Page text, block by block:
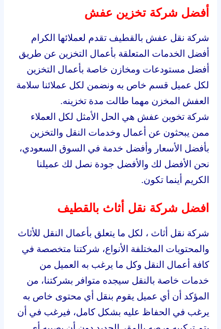
أفضل شركة تخزين عفش
شركة نقل عفش بالقطيف تقدم لعملائها الكرام
أفضل الخدمات المتعلقة بأعمال التخزين عن طريق
أفضل مستودعات ومخازن خاصة بأعمال التخزين
لكل عميل قسم خاص به ونضمن لكل عملائنا سلامة
العفش المخزن مهما طالت مدة تخزينه.
شركة تخوين عفش هي الحل الأمثل لكل العملاء
ممن يبحثون عن أعمال وخدمات النقل والتخزين
بأفضل الأسعار وأفضل خدمة في السوق السعودي،
نحن الأفضل لك والأفضل جودة نصل لك عميلنا
الكريم أينما تكون.
افضل شركة نقل أثاث بالقطيف
شركة نقل أثاث ، لكل ما يتعلق بأعمال النقل للأثاث
والمحتويات المختلفة الأنواع، شركتنا متخصصة في
كافة أعمال النقل وكل ما يرغب به العميل من
خدمات خاصة بالنقل سيجده متوافر بشركتنا، من
المؤكد أن أي عميل يقوم بنقل أي محتوى خاص به
يرغب في الحفاظ عليه بشكل كامل، فيرغب في أن